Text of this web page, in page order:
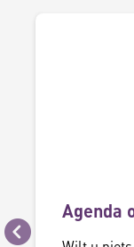
Agenda